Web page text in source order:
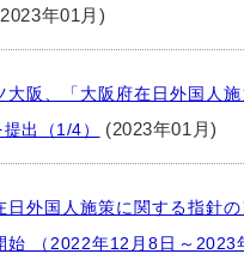
年01月)
大阪、「大阪府在日外国人
出（1/4）
(2023年01月)
日外国人施策に関する指針
始 （2022年12月8日～2023